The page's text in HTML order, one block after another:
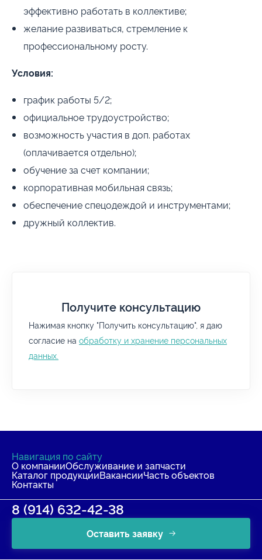
эффективно работать в коллективе;
желание развиваться, стремление к
профессиональному росту.
Условия:
график работы 5/2;
официальное трудоустройство;
возможность участия в доп. работах
(оплачивается отдельно);
обучение за счет компании;
корпоративная мобильная связь;
обеспечение спецодеждой и инструментами;
дружный коллектив.
Получите консультацию
Нажимая кнопку "Получить консультацию", я даю
согласие на обработку и хранение персональных
данных.
Навигация по сайту
О компанииОбслуживание и запчасти
Каталог продукцииВакансииЧасть объектов
Контакты
8 (914) 632-42-38
Оставить заявку